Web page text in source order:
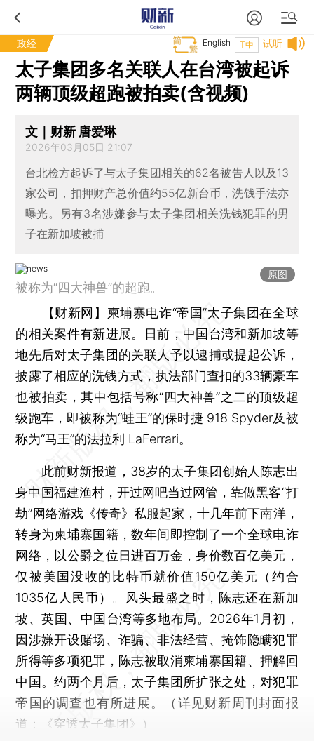
政经 试听
T中
English
太子集团多名关联人在台湾被起诉
两辆顶级超跑被拍卖(含视频)
文｜财新 唐爱琳
2026年03月05日 21:07
台北检方起诉了与太子集团相关的62名被告人以及13
家公司，扣押财产总价值约55亿新台币，洗钱手法亦
曝光。另有3名涉嫌参与太子集团相关洗钱犯罪的男
子在新加坡被捕
原图
被称为“四大神兽”的超跑。
【财新网】 柬埔寨电诈“帝国”太子集团在全球
的相关案件有新进展。日前，中国台湾和新加坡等
地先后对太子集团的关联人予以逮捕或提起公诉，
披露了相应的洗钱方式，执法部门查扣的33辆豪车
也被拍卖，其中包括号称“四大神兽”之二的顶级超
级跑车，即被称为“蛙王”的保时捷 918 Spyder及被
称为“马王”的法拉利 LaFerrari。
此前财新报道，38岁的太子集团创始人 陈志出
身中国福建渔村，开过网吧当过网管，靠做黑客“打
劫”网络游戏《传奇》私服起家，十几年前下南洋，
转身为柬埔寨国籍，数年间即控制了一个全球电诈
网络，以公爵之位日进百万金，身价数百亿美元，
仅被美国没收的比特币就价值150亿美元（约合
1035亿人民币）。风头最盛之时，陈志还在新加
坡、英国、中国台湾等多地布局。2026年1月初，
因涉嫌开设赌场、诈骗、非法经营、掩饰隐瞒犯罪
所得等多项犯罪，陈志被取消柬埔寨国籍、押解回
中国。约两个月后，太子集团所扩张之处，对犯罪
帝国的调查也有所进展。（详见财新周刊封面报
道：《穿透太子集团》）